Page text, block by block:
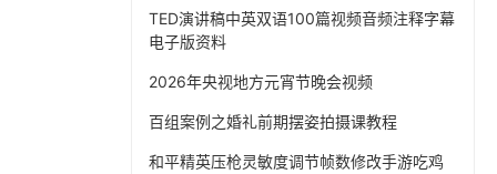
TED演讲稿中英双语100篇视频音频注释字幕
电子版资料
2026年央视地方元宵节晚会视频
百组案例之婚礼前期摆姿拍摄课教程
和平精英压枪灵敏度调节帧数修改手游吃鸡